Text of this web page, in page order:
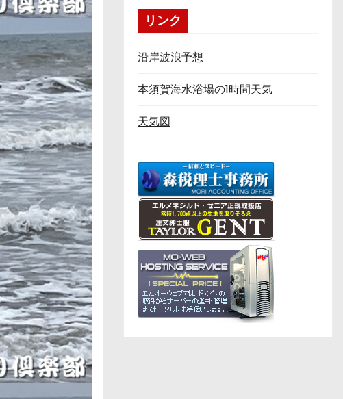
リンク
沿岸波浪予想
本須賀海水浴場の1時間天気
天気図